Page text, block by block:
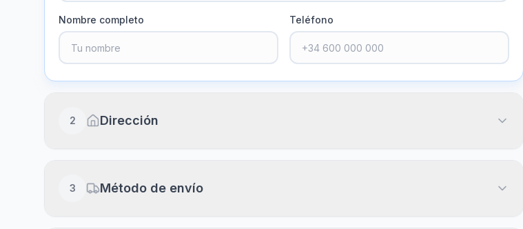
Nombre completo Teléfono
2 Dirección
3 Método de envío